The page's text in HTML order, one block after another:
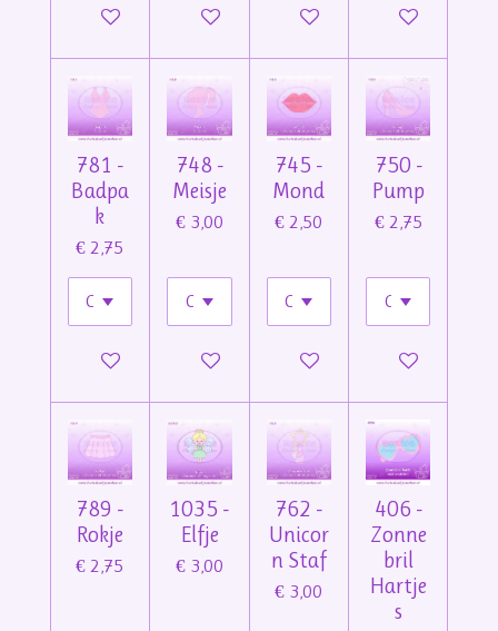
In winkelwagenIn winkelwagenIn winkelwagenIn winkelwagen
781 -
Badpa
k
€ 2,75
In winkelwagen
748 -
Meisje
€ 3,00
In winkelwagen
745 -
Mond
€ 2,50
In winkelwagen
750 -
Pump
€ 2,75
Bekijk details
789 -
Rokje
€ 2,75
1035 -
Elfje
€ 3,00
762 -
Unicor
n Staf
€ 3,00
406 -
Zonne
bril
Hartje
s